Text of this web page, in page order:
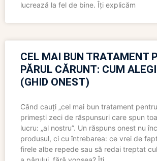
lucrează la fel de bine. Îți explicăm
CEL MAI BUN TRATAMENT
PĂRUL CĂRUNT: CUM
(GHID ONEST)
Când cauți „cel mai bun tratament
primești zeci de răspunsuri care spun
lucru: „al nostru”. Un răspuns onest nu
produsul, ci cu întrebarea: ce vrei de
firele albe repede sau să redai treptat